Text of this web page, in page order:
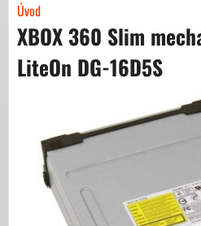
Úvod
XBOX 360 Slim
LiteOn DG-16D5S